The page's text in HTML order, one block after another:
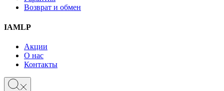
Возврат и обмен
IAMLP
Акции
О нас
Контакты